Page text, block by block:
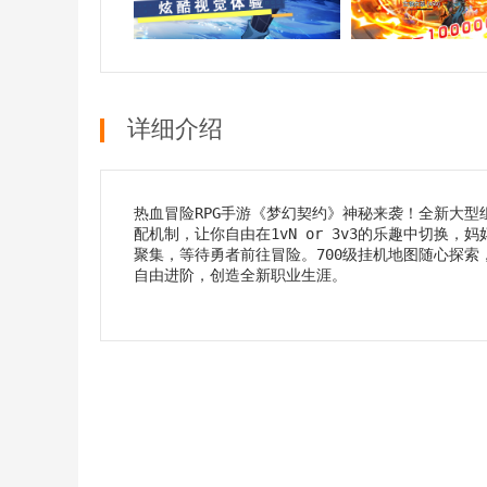
详细介绍
热血冒险RPG手游《梦幻契约》神秘来袭！全新大
配机制，让你自由在1vN or 3v3的乐趣中切换，妈
聚集，等待勇者前往冒险。700级挂机地图随心探索
自由进阶，创造全新职业生涯。